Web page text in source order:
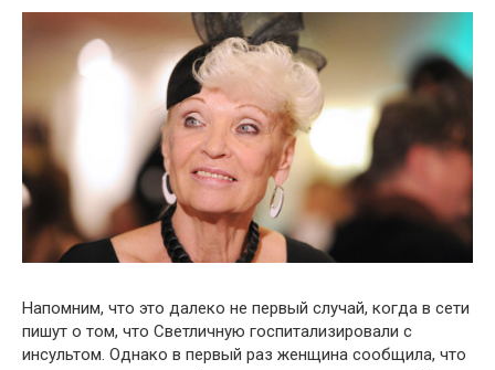
Напомним, что это далеко не первый случай, когда в сети
пишут о том, что Светличную госпитализировали с
инсультом. Однако в первый раз женщина сообщила, что